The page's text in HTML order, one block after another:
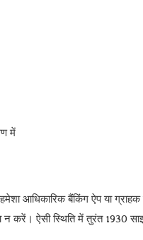
में
आधिकारिक बैंकिंग ऐप या ग्राहक
न करें। ऐसी स्थिति में तुरंत 1930